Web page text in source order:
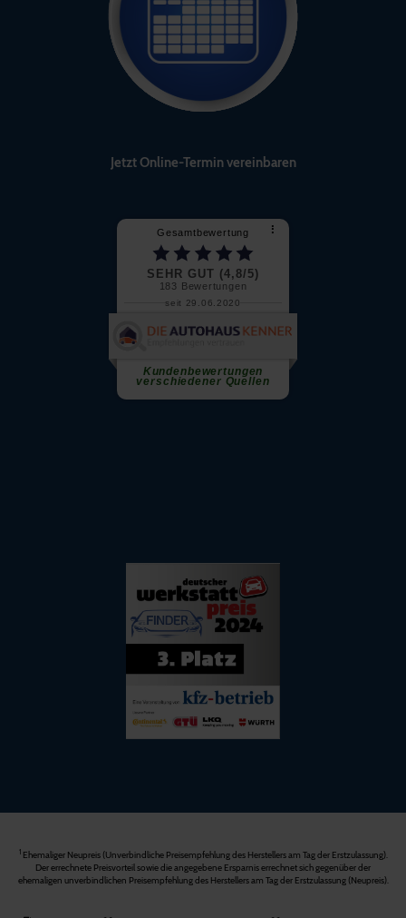
Jetzt Online-Termin vereinbaren
1Ehemaliger Neupreis (Unverbindliche Preisempfehlung des Herstellers am Tag der Erstzulassung).
Der errechnete Preisvorteil sowie die angegebene Ersparnis errechnet sich gegenüber der
ehemaligen unverbindlichen Preisempfehlung des Herstellers am Tag der Erstzulassung (Neupreis).